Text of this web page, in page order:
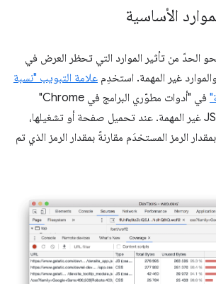
الأساسية
الحدّ من تأثير الموارد التي تحظر العرض في
غير المهمة. استخدِم علامة التبويب "نسبة
في "أدوات مطوّري البرامج في Chrome"
لتحديد ملفات CSS وJS غير المهمة. عند تحميل صفحة أو تشغيلها،
الرمز المستخدَم مقارنةً بمقدار الرمز الذي تم